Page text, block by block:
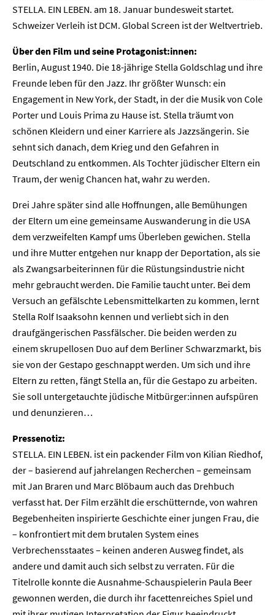
STELLA. EIN LEBEN. am 18. Januar bundesweit startet.
Schweizer Verleih ist DCM. Global Screen ist der Weltvertrieb.
Über den Film und seine Protagonist:innen:
Berlin, August 1940. Die 18-jährige Stella Goldschlag und ihre
Freunde leben für den Jazz. Ihr größter Wunsch: ein
Engagement in New York, der Stadt, in der die Musik von Cole
Porter und Louis Prima zu Hause ist. Stella träumt von
schönen Kleidern und einer Karriere als Jazzsängerin. Sie
sehnt sich danach, dem Krieg und den Gefahren in
Deutschland zu entkommen. Als Tochter jüdischer Eltern ein
Traum, der wenig Chancen hat, wahr zu werden.
Drei Jahre später sind alle Hoffnungen, alle Bemühungen
der Eltern um eine gemeinsame Auswanderung in die USA
dem verzweifelten Kampf ums Überleben gewichen. Stella
und ihre Mutter entgehen nur knapp der Deportation, als sie
als Zwangsarbeiterinnen für die Rüstungsindustrie nicht
mehr gebraucht werden. Die Familie taucht unter. Bei dem
Versuch an gefälschte Lebensmittelkarten zu kommen, lernt
Stella Rolf Isaaksohn kennen und verliebt sich in den
draufgängerischen Passfälscher. Die beiden werden zu
einem skrupellosen Duo auf dem Berliner Schwarzmarkt, bis
sie von der Gestapo geschnappt werden. Um sich und ihre
Eltern zu retten, fängt Stella an, für die Gestapo zu arbeiten.
Sie soll untergetauchte jüdische Mitbürger:innen aufspüren
und denunzieren…
Pressenotiz:
STELLA. EIN LEBEN. ist ein packender Film von Kilian Riedhof,
der – basierend auf jahrelangen Recherchen – gemeinsam
mit Jan Braren und Marc Blöbaum auch das Drehbuch
verfasst hat. Der Film erzählt die erschütternde, von wahren
Begebenheiten inspirierte Geschichte einer jungen Frau, die
– konfrontiert mit dem brutalen System eines
Verbrechensstaates – keinen anderen Ausweg findet, als
andere und damit auch sich selbst zu verraten. Für die
Titelrolle konnte die Ausnahme-Schauspielerin Paula Beer
gewonnen werden, die durch ihr facettenreiches Spiel und